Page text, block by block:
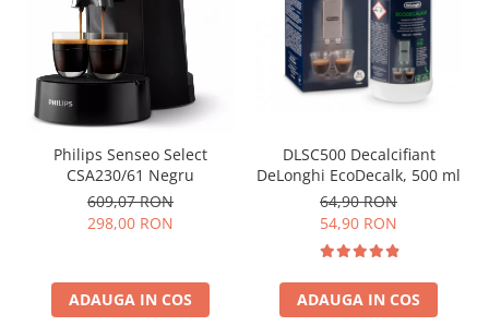
Philips Senseo Select
CSA230/61 Negru
609,07 RON
298,00 RON
ADAUGA IN COS
DLSC500 Decalcifiant
DeLonghi EcoDecalk, 500 ml
64,90 RON
54,90 RON
ADAUGA IN COS